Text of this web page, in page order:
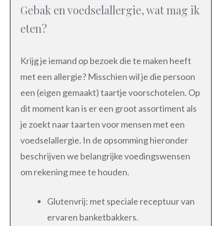
Gebak en voedselallergie, wat mag ik
eten?
Krijg je iemand op bezoek die te maken heeft
met een allergie? Misschien wil je die persoon
een (eigen gemaakt) taartje voorschotelen. Op
dit moment kan is er een groot assortiment als
je zoekt naar taarten voor mensen met een
voedselallergie. In de opsomming hieronder
beschrijven we belangrijke voedingswensen
om rekening mee te houden.
Glutenvrij: met speciale receptuur van
ervaren banketbakkers.